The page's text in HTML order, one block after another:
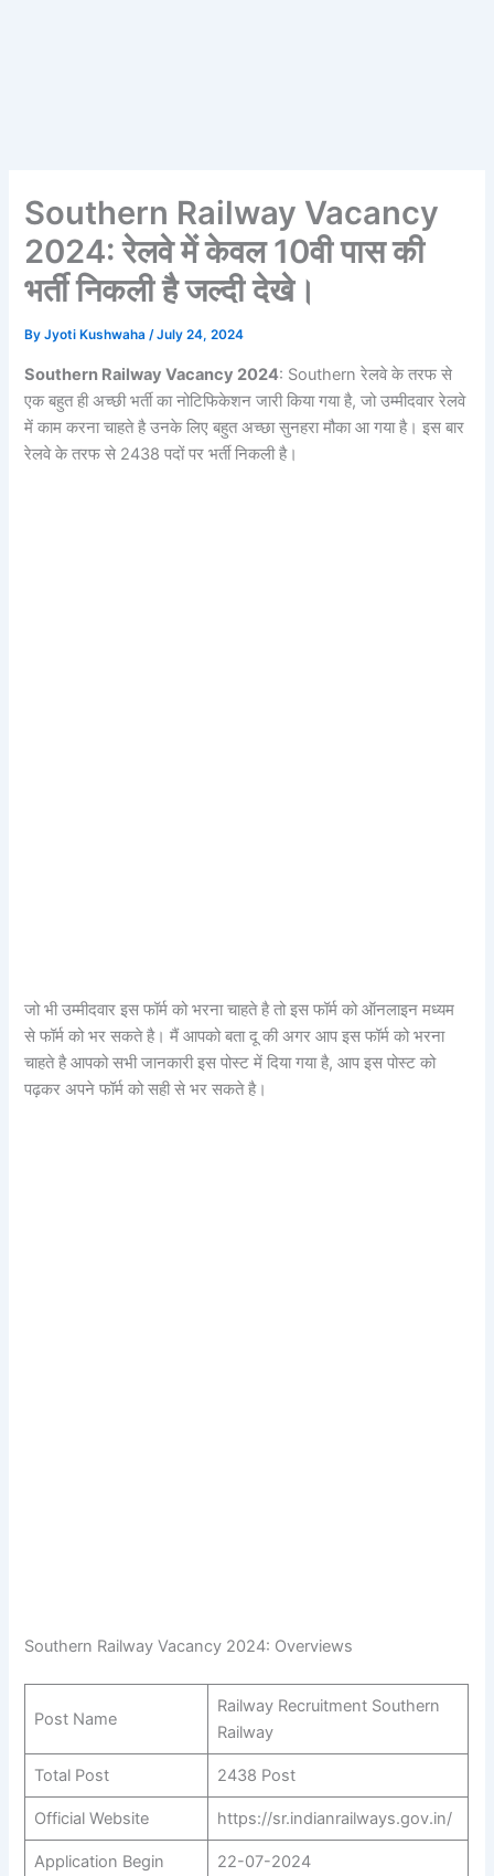
Southern Railway Vacancy
2024: रेलवे में केवल 10वी पास की
भर्ती निकली है जल्दी देखे।
ByJyoti Kushwaha/July 24, 2024
Southern Railway Vacancy 2024: Southern रेलवे के तरफ से
एक बहुत ही अच्छी भर्ती का नोटिफिकेशन जारी किया गया है, जो उम्मीदवार रेलवे
में काम करना चाहते है उनके लिए बहुत अच्छा सुनहरा मौका आ गया है। इस बार
रेलवे के तरफ से 2438 पदों पर भर्ती निकली है।
जो भी उम्मीदवार इस फॉर्म को भरना चाहते है तो इस फॉर्म को ऑनलाइन मध्यम
से फॉर्म को भर सकते है। मैं आपको बता दू की अगर आप इस फॉर्म को भरना
चाहते है आपको सभी जानकारी इस पोस्ट में दिया गया है, आप इस पोस्ट को
पढ़कर अपने फॉर्म को सही से भर सकते है।
Southern Railway Vacancy 2024: Overviews
Post Name
Railway Recruitment Southern
Railway
Total Post 2438 Post
Official Website https://sr.indianrailways.gov.in/
Application Begin 22-07-2024